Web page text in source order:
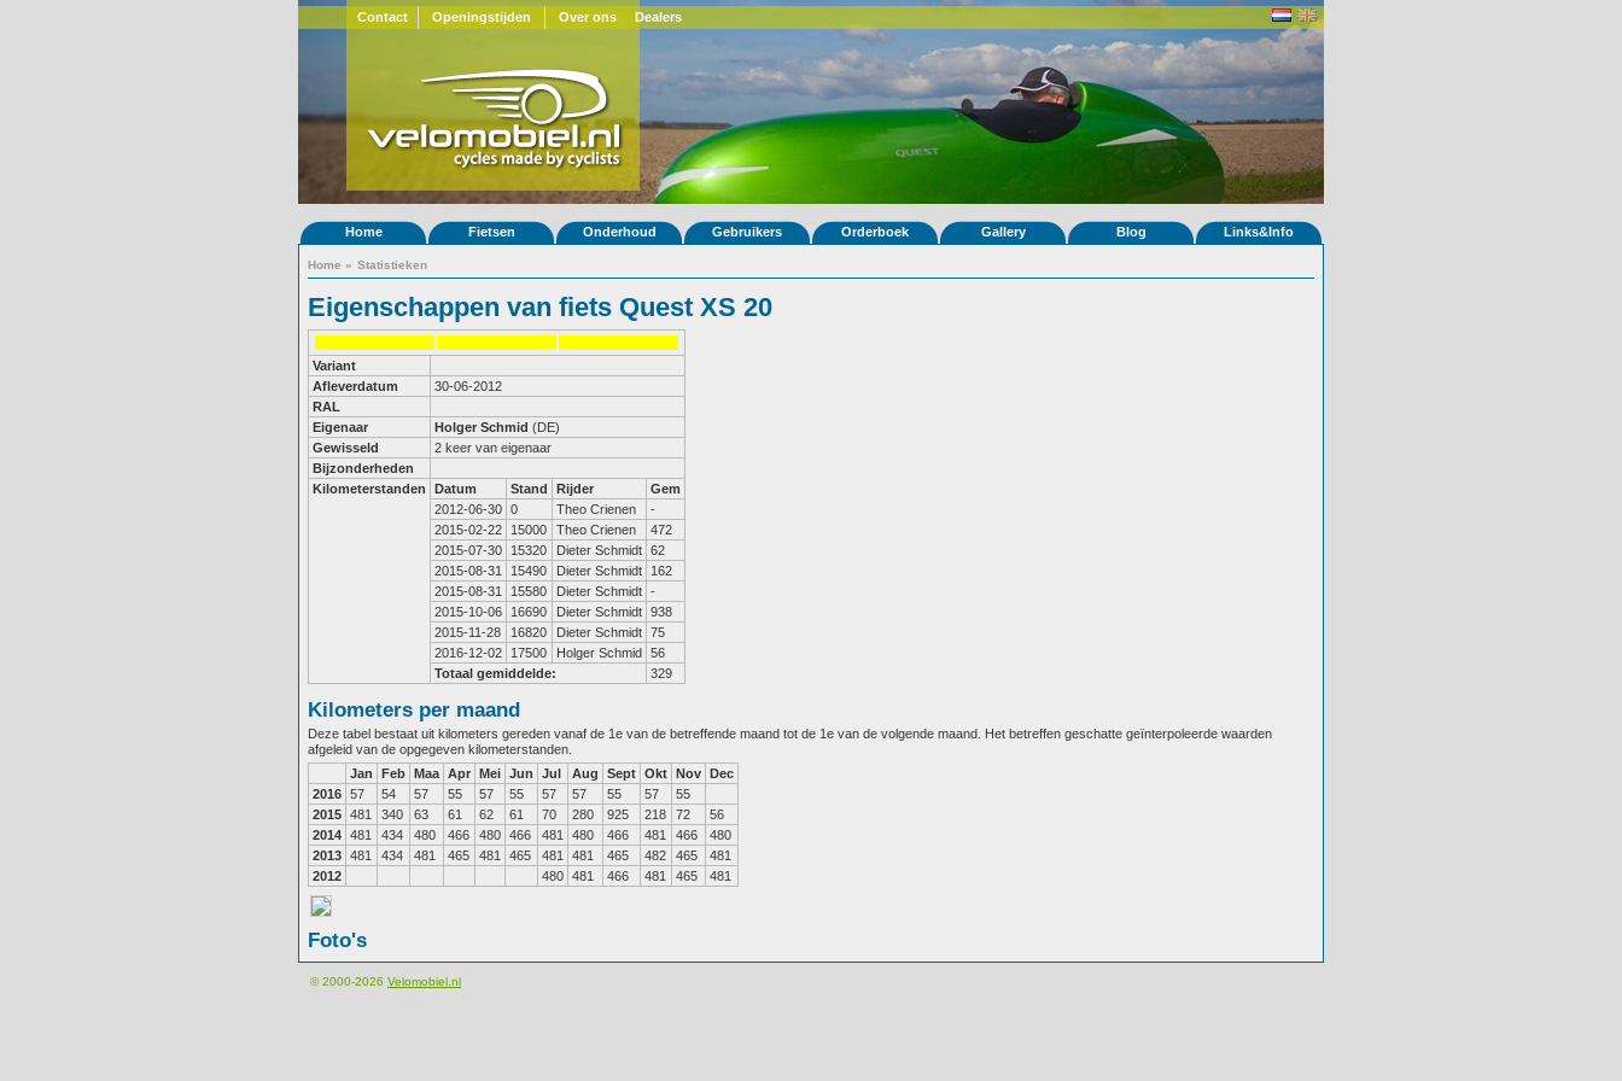
Contact Openingstijden Over ons Dealers
Home Fietsen Onderhoud Gebruikers Orderboek Gallery Blog Links&Info
Home » Statistieken
Eigenschappen van fiets Quest XS 20
Variant
Afleverdatum
30-06-2012
RAL
Eigenaar
Holger Schmid (DE)
Gewisseld
2 keer van eigenaar
Bijzonderheden
Kilometerstanden
Datum Stand Rijder
Gem
2012-06-30 0 Theo Crienen
-
2015-02-22
15000 Theo Crienen
472
2015-07-30
15320 Dieter Schmidt 62
2015-08-31
15490 Dieter Schmidt
162
2015-08-31
15580 Dieter Schmidt -
2015-10-06
16690 Dieter Schmidt 938
2015-11-28
16820 Dieter Schmidt 75
2016-12-02
17500 Holger Schmid 56
Totaal gemiddelde:
329
Kilometers per maand
Deze tabel bestaat uit kilometers gereden vanaf de 1e van de betreffende maand tot de 1e van de volgende maand. Het betreffen geschatte geïnterpoleerde waarden
afgeleid van de opgegeven kilometerstanden.
Jan
Feb Maa Apr Mei Jun Jul Aug Sept Okt Nov Dec
2016 57 54 57 55 57 55 57 57 55 57
55
2015 481 340 63 61 62 61 70 280 925 218 72
56
2014 481 434 480 466 480 466 481 480 466 481 466
480
2013 481 434 481 465 481 465 481 481 465 482 465
481
2012
480 481 466 481 465 481
Foto's
© 2000-2026 Velomobiel.nl